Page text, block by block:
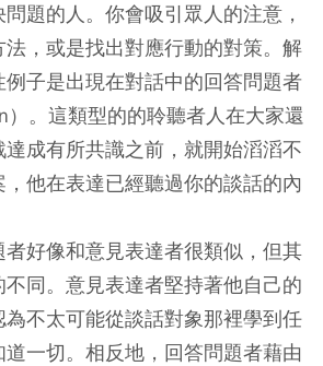
題的人。你會吸引眾人的注意，
，或是找出對應行動的對策。解
子是出現在對話中的回答問題者
。這類型的的聆聽者人在大家還
成有所共識之前，就開始滔滔不
他在表達已經聽過你的談話的內
好像和意見表達者很類似，但其
同。意見表達者堅持著他自己的
不太可能從談話對象那裡學到任
一切。相反地，回答問題者藉由